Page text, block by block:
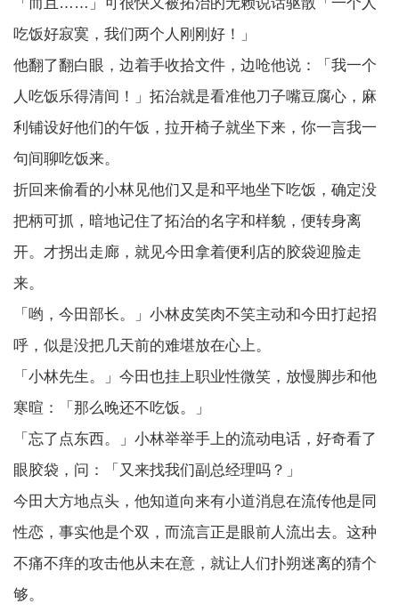
吃饭好寂寞，我们两个人刚刚好！」
他翻了翻白眼，边着手收拾文件，边呛他说：「我一个
人吃饭乐得清间！」拓治就是看准他刀子嘴豆腐心，麻
利铺设好他们的午饭，拉开椅子就坐下来，你一言我一
句间聊吃饭来。
折回来偷看的小林见他们又是和平地坐下吃饭，确定没
把柄可抓，暗地记住了拓治的名字和样貌，便转身离
开。才拐出走廊，就见今田拿着便利店的胶袋迎脸走
来。
「哟，今田部长。」小林皮笑肉不笑主动和今田打起招
呼，似是没把几天前的难堪放在心上。
「小林先生。」今田也挂上职业性微笑，放慢脚步和他
寒暄：「那么晚还不吃饭。」
「忘了点东西。」小林举举手上的流动电话，好奇看了
眼胶袋，问：「又来找我们副总经理吗？」
今田大方地点头，他知道向来有小道消息在流传他是同
性恋，事实他是个双，而流言正是眼前人流出去。这种
不痛不痒的攻击他从未在意，就让人们扑朔迷离的猜个
够。